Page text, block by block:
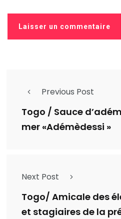
Previous Post
Togo / Sauce
mer «Adémèdessi »
Next Post
Togo/ Amicale des
et stagiaires de la